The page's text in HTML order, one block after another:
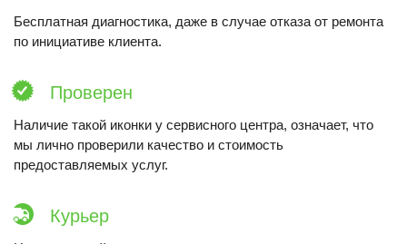
Бесплатная диагностика, даже в случае отказа от ремонта
по инициативе клиента.
Проверен
Наличие такой иконки у сервисного центра, означает, что
мы лично проверили качество и стоимость
предоставляемых услуг.
Курьер